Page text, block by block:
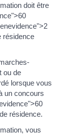
doit être
résidence
ou de
lorsque vous
un concours
résidence.
vous